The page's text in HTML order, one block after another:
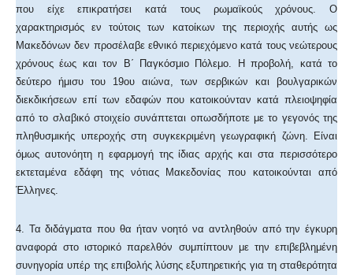
που είχε επικρατήσει κατά τους ρωμαϊκούς χρόνους. Ο
χαρακτηρισμός εν τούτοις των κατοίκων της περιοχής αυτής ως
Μακεδόνων δεν προσέλαβε εθνικό περιεχόμενο κατά τους νεώτερους
χρόνους έως και τον Β΄ Παγκόσμιο Πόλεμο. Η προβολή, κατά το
δεύτερο ήμισυ του 19ου αιώνα, των σερβικών και βουλγαρικών
διεκδικήσεων επί των εδαφών που κατοικούνταν κατά πλειοψηφία
από το σλαβικό στοιχείο συνάπτεται οπωσδήποτε με το γεγονός της
πληθυσμικής υπεροχής στη συγκεκριμένη γεωγραφική ζώνη. Είναι
όμως αυτονόητη η εφαρμογή της ίδιας αρχής και στα περισσότερο
εκτεταμένα εδάφη της νότιας Μακεδονίας που κατοικούνται από
Έλληνες.
4. Τα διδάγματα που θα ήταν νοητό να αντληθούν από την έγκυρη
αναφορά στο ιστορικό παρελθόν συμπίπτουν με την επιβεβλημένη
συνηγορία υπέρ της επιβολής λύσης εξυπηρετικής για τη σταθερότητα